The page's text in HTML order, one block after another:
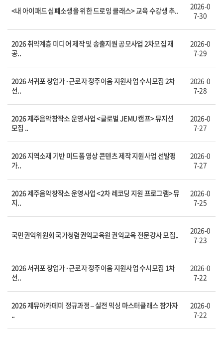
<내 아이패드 심폐소생을 위한 드로잉 클래스> 교육 수강생 추..
2026-0
7-30
2026 취약계층 미디어 제작 및 송출지원 공모사업 2차모집 재
공..
2026-0
7-29
2026 서귀포 창업가·근로자 정주이음 지원사업 수시모집 2차
선..
2026-0
7-28
2026 제주음악창작소 운영사업 <글로벌 JEMU 캠프> 뮤지션
모집 ..
2026-0
7-27
2026 지역소재 기반 미드폼 영상 콘텐츠 제작 지원사업 선발평
가..
2026-0
7-27
2026 제주음악창작소 운영사업 <2차 레코딩 지원 프로그램> 뮤
지..
2026-0
7-25
국민권익위원회 국가청렴권익교육원 권익교육 전문강사 모집..
2026-0
7-23
2026 서귀포 창업가·근로자 정주이음 지원사업 수시모집 1차
선..
2026-0
7-22
2026 제뮤아카데미 정규과정 – 실전 믹싱 마스터클래스 참가자
..
2026-0
7-22